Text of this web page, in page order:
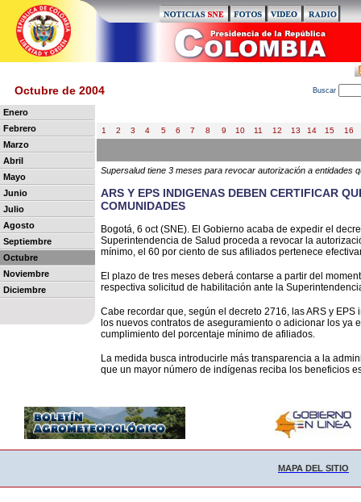
Octubre de 2004 Buscar
Enero
Febrero
Marzo
Abril
Mayo
Junio
Julio
Agosto
Septiembre
Octubre
Noviembre
Diciembre
1 2 3 4 5 6 7 8 9 10 11 12 13 14 15 16
Supersalud tiene 3 meses para revocar autorización a entidades
ARS Y EPS INDIGENAS DEBEN CERTIFICAR
COMUNIDADES
Bogotá, 6 oct (SNE). El Gobierno acaba de expedir el
Superintendencia de Salud proceda a revocar la
mínimo, el 60 por ciento de sus afiliados pertenece
El plazo de tres meses deberá contarse a partir del
respectiva solicitud de habilitación ante la
Cabe recordar que, según el decreto 2716, las ARS y
los nuevos contratos de aseguramiento o adicionar los
cumplimiento del porcentaje mínimo de afiliados.
La medida busca introducirle más transparencia a la
que un mayor número de indígenas reciba los beneficios
MAPA DEL SITIO